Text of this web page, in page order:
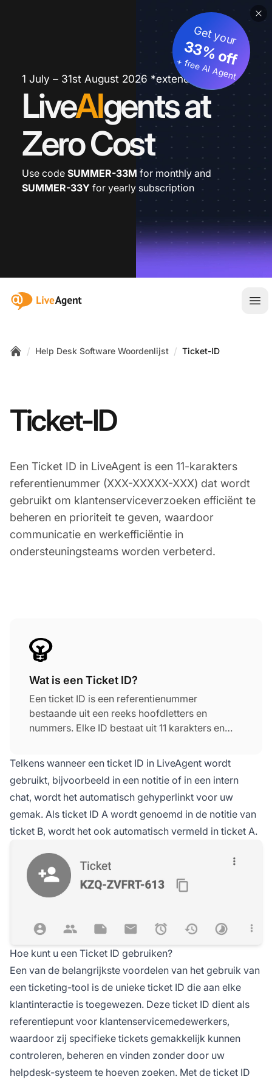
1 July – 31st August 2026 *extended
LiveAIgents at
Zero Cost
Get your
33% off
+ free AI Agent
Use code SUMMER-33M for monthly and
SUMMER-33Y for yearly subscription
:site.title
/ Help Desk Software Woordenlijst / Ticket-ID
Ticket-ID
Een Ticket ID in LiveAgent is een 11-karakters
referentienummer (XXX-XXXXX-XXX) dat wordt
gebruikt om klantenserviceverzoeken efficiënt te
beheren en prioriteit te geven, waardoor
communicatie en werkefficiëntie in
ondersteuningsteams worden verbeterd.
Wat is een Ticket ID?
Een ticket ID is een referentienummer
bestaande uit een reeks hoofdletters en
nummers. Elke ID bestaat uit 11 karakters en
wanneer een ticket ID in LiveAgent wordt
gebruikt, bijvoorbeeld in een notitie of in een
intern chat, wordt het automatisch gehyperlinkt
voor uw gemak.
Telkens wanneer een ticket ID in LiveAgent wordt
gebruikt, bijvoorbeeld in een notitie of in een intern
chat, wordt het automatisch gehyperlinkt voor uw
gemak. Als ticket ID A wordt genoemd in de notitie van
ticket B, wordt het ook automatisch vermeld in ticket A.
Hoe kunt u een Ticket ID gebruiken?
Een van de belangrijkste voordelen van het gebruik van
een ticketing-tool is de unieke ticket ID die aan elke
klantinteractie is toegewezen. Deze ticket ID dient als
referentiepunt voor klantenservicemedewerkers,
waardoor zij specifieke tickets gemakkelijk kunnen
controleren, beheren en vinden zonder door uw
helpdesk-systeem te hoeven zoeken. Met de ticket ID